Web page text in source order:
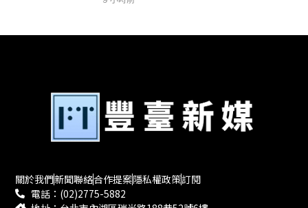
關於我們新聞聯絡合作提案隱私權政策訂閱
電話：(02)2775-5882